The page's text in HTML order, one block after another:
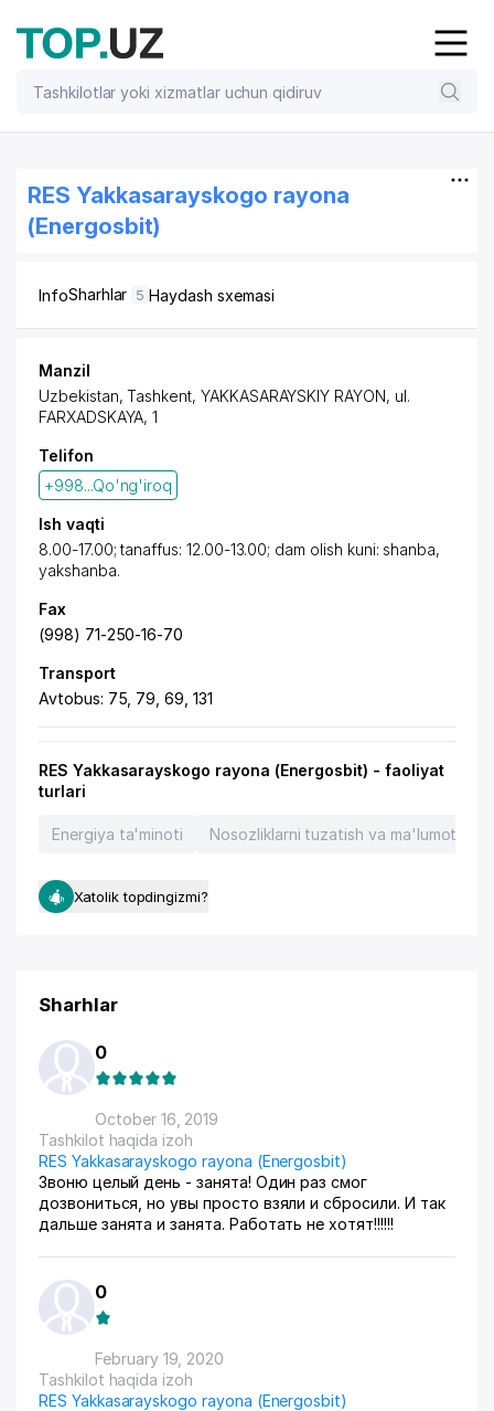
RES Yakkasarayskogo rayona
(Energosbit)
InfoSharhlar 5 Haydash sxemasi
Manzil
Uzbekistan, Tashkent, YAKKASARAYSKIY RAYON, ul.
FARXADSKAYA, 1
Telifon
+998...Qo'ng'iroq
Ish vaqti
8.00-17.00; tanaffus: 12.00-13.00; dam olish kuni: shanba,
yakshanba.
Fax
(998) 71-250-16-70
Transport
Avtobus: 75, 79, 69, 131
RES Yakkasarayskogo rayona (Energosbit) - faoliyat
turlari
Energiya ta'minoti Nosozliklarni tuzatish va ma'lumot
Xatolik topdingizmi?
Sharhlar
0
October 16, 2019
Tashkilot haqida izoh
RES Yakkasarayskogo rayona (Energosbit)
Звоню целый день - занята! Один раз смог
дозвониться, но увы просто взяли и сбросили. И так
дальше занята и занята. Работать не хотят!!!!!!
0
February 19, 2020
Tashkilot haqida izoh
RES Yakkasarayskogo rayona (Energosbit)